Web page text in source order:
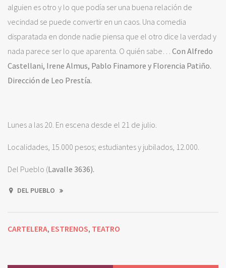
alguien es otro y lo que podía ser una buena relación de
vecindad se puede convertir en un caos. Una comedia
disparatada en donde nadie piensa que el otro dice la verdad y
nada parece ser lo que aparenta. O quién sabe… Con Alfredo
Castellani, Irene Almus, Pablo Finamore y Florencia Patiño.
Dirección de Leo Prestía.
Lunes a las 20. En escena desde el 21 de julio.
Localidades, 15.000 pesos; estudiantes y jubilados, 12.000.
Del Pueblo (Lavalle 3636).
DEL PUEBLO
CARTELERA, ESTRENOS, TEATRO